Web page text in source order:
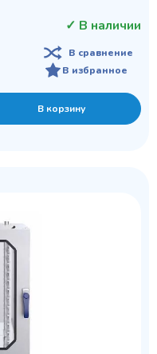
✓ В наличии
В сравнение
В избранное
В корзину